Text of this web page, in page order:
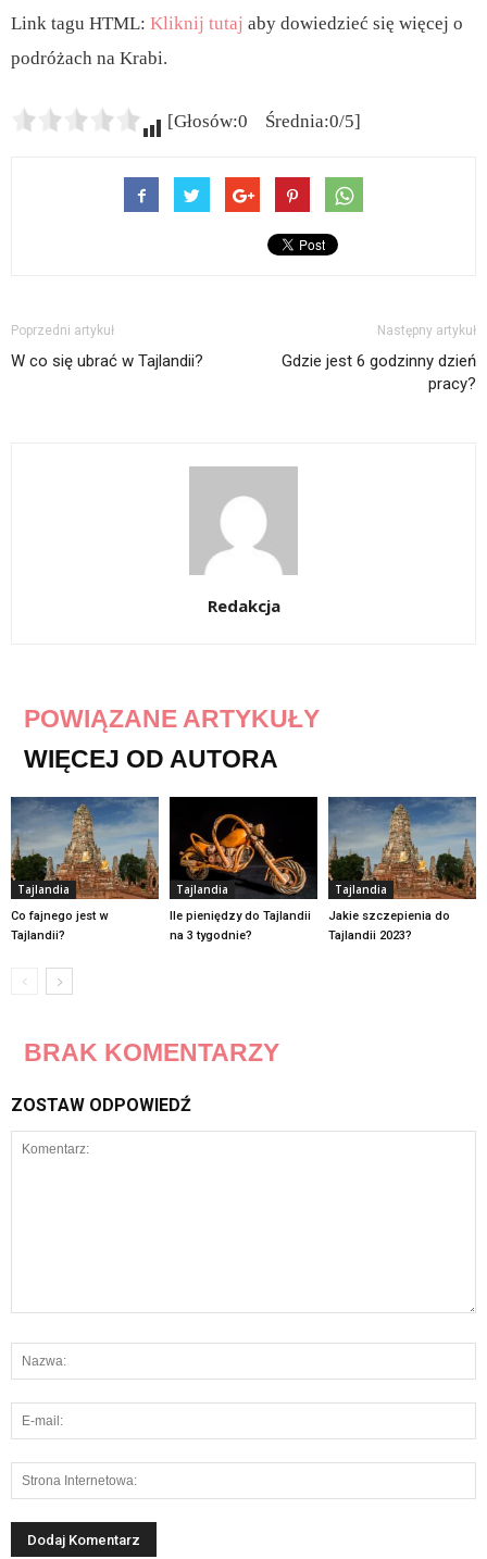
Link tagu HTML: Kliknij tutaj aby dowiedzieć się więcej o
podróżach na Krabi.
[Głosów:0 Średnia:0/5]
Poprzedni artykuł
W co się ubrać w Tajlandii?
Następny artykuł
Gdzie jest 6 godzinny dzień
pracy?
Redakcja
POWIĄZANE ARTYKUŁY
WIĘCEJ OD AUTORA
Tajlandia
Co fajnego jest w
Tajlandii?
Tajlandia
Ile pieniędzy do Tajlandii
na 3 tygodnie?
Tajlandia
Jakie szczepienia do
Tajlandii 2023?
BRAK KOMENTARZY
ZOSTAW ODPOWIEDŹ